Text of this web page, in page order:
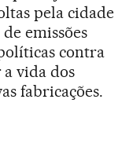
pela cidade
emissões
contra
vida dos
fabricações.